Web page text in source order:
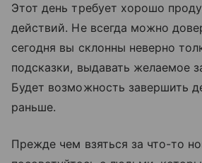
Этот день требует хорошо
действий. Не всегда можно
сегодня вы склонны неверно
подсказки, выдавать желаемое
Будет возможность завершить
раньше.
Прежде чем взяться за что-то